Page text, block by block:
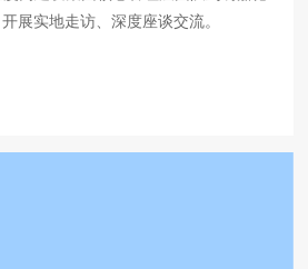
展实地走访、深度座谈交流。